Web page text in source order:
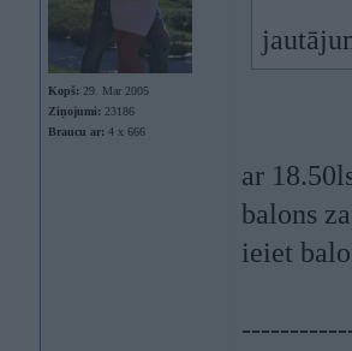
Kopš: 29. Mar 2005
Ziņojumi: 23186
Braucu ar: 4 x 666
ar
balons
ieiet